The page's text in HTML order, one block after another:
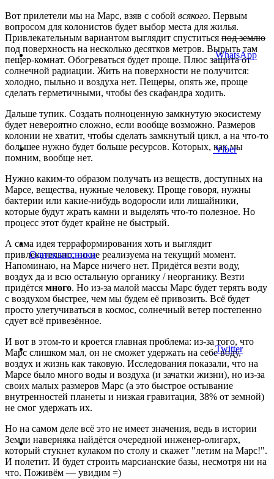
Вот прилетели мы на Марс, взяв с собой всякого. Первым
вопросом для колонистов будет выбор места для жилья.
Привлекательным вариантом выглядит спуститься под землю
под поверхность на несколько десятков метров. Вырыть там
пещер-комнат. Обогреваться будет проще. Плюс защита от
солнечной радиации. Жить на поверхности не получится:
холодно, пыльно и воздуха нет. Пещеры, опять же, проще
сделать герметичными, чтобы без скафандра ходить.
Дальше тупик. Создать полноценную замкнутую экосистему
будет невероятно сложно, если вообще возможно. Размеров
колонии не хватит, чтобы сделать замкнутый цикл, а на что-то
большее нужно будет больше ресурсов. Которых, как мы
помним, вообще нет.
Нужно каким-то образом получать из веществ, доступных на
Марсе, вещества, нужные человеку. Проще говоря, нужны
бактерии или какие-нибудь водоросли или лишайники,
которые будут жрать камни и выделять что-то полезное. Но
процесс этот будет крайне не быстрый.
А сама идея терраформирования хоть и выглядит
привлекательно, но не реализуема на текущий момент.
Напоминаю, на Марсе ничего нет. Придётся везти воду,
воздух да и всю остальную органику / неорганику. Везти
придётся много. Но из-за малой массы Марс будет терять воду
с воздухом быстрее, чем мы будем её привозить. Всё будет
просто улетучиваться в космос, солнечный ветер постепенно
сдует всё привезённое.
И вот в этом-то и кроется главная проблема: из-за того, что
Марс слишком мал, он не сможет удержать на себе воду,
воздух и жизнь как таковую. Исследования показали, что на
Марсе было много воды и воздуха (и зачатки жизни), но из-за
своих малых размеров Марс (а это быстрое остывание
внутренностей планеты и низкая гравитация, 38% от земной)
не смог удержать их.
Но на самом деле всё это не имеет значения, ведь в истории
Земли наверняка найдётся очередной инженер-олигарх,
который стукнет кулаком по столу и скажет "летим на Марс!".
И полетит. И будет строить марсианские базы, несмотря ни на
что. Поживём — увидим =)
WhatsApp
Viber
Одноклассники
Twitter